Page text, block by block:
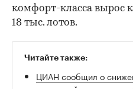
комфорт-класса вырос
18 тыс. лотов.
Читайте также:
ЦИАН сообщил о